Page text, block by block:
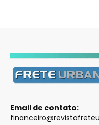
Email de contato: